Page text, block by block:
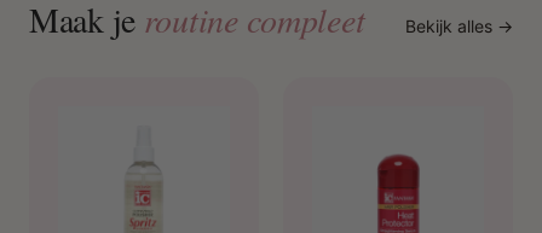
Maak je routine compleet Bekijk alles →